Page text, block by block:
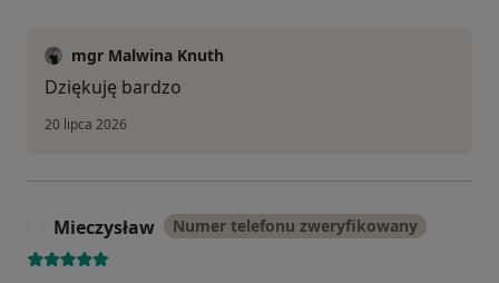
mgr Malwina Knuth
Dziękuję bardzo
20 lipca 2026
Mieczysław Numer telefonu zweryfikowany